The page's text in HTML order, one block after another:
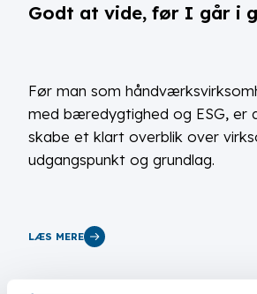
Godt at vide, før I går i
Før man som
med bæredygtighed og ESG, er
skabe et klart overblik over
udgangspunkt og grundlag.
LÆS MERE